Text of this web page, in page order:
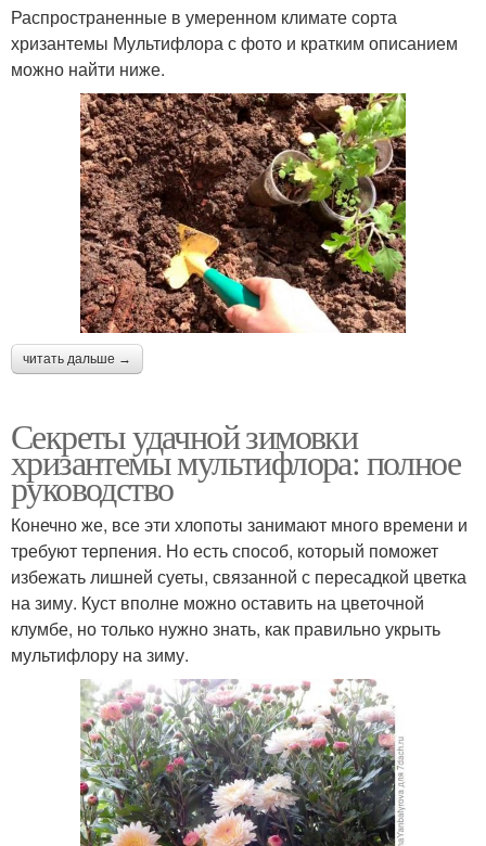
Распространенные в умеренном климате сорта
хризантемы Мультифлора с фото и кратким описанием
можно найти ниже.
читать дальше →
Секреты удачной зимовки
хризантемы мультифлора: полное
руководство
Конечно же, все эти хлопоты занимают много времени и
требуют терпения. Но есть способ, который поможет
избежать лишней суеты, связанной с пересадкой цветка
на зиму. Куст вполне можно оставить на цветочной
клумбе, но только нужно знать, как правильно укрыть
мультифлору на зиму.